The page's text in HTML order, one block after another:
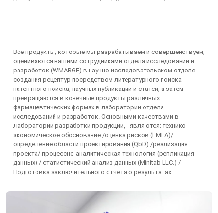
Все продукты, которые мы разрабатываем и совершенствуем,
оцениваются нашими сотрудниками отдела исследований и
разработок (WMARGE) в научно-исследовательском отделе
создания рецептур посредством литературного поиска,
патентного поиска, научных публикаций и статей, а затем
превращаются в конечные продукты различных
фармацевтических формах в лаборатории отдела
исследований и разработок. Основными качествами в
Лаборатории разработки продукции, - являются: технико-
экономическое обоснование /оценка рисков (FMEA)/
определение области проектирования (QbD) /реализация
проекта/ процессно-аналитическая технология (репликация
данных) / статистический анализ данных (Minitab LLC.) /
Подготовка заключительного отчета о результатах.